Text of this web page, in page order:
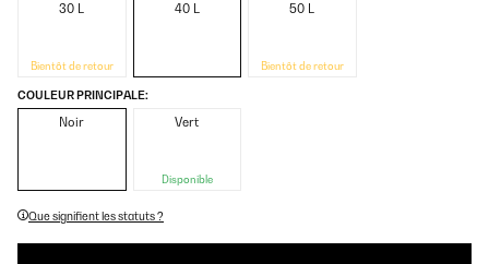
30 L
Bientôt de retour
40 L 50 L
Bientôt de retour
COULEUR PRINCIPALE:
Noir Vert
Disponible
Que signifient les statuts ?